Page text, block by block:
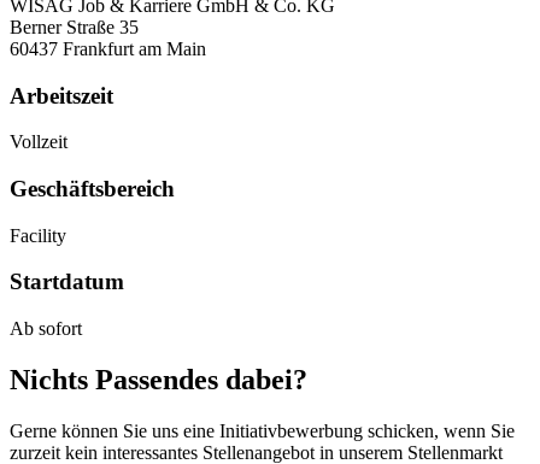
WISAG Job & Karriere GmbH & Co. KG
Berner Straße 35
60437 Frankfurt am Main
Arbeitszeit
Vollzeit
Geschäftsbereich
Facility
Startdatum
Ab sofort
Nichts Passendes dabei?
Gerne können Sie uns eine Initiativbewerbung schicken, wenn Sie
zurzeit kein interessantes Stellenangebot in unserem Stellenmarkt